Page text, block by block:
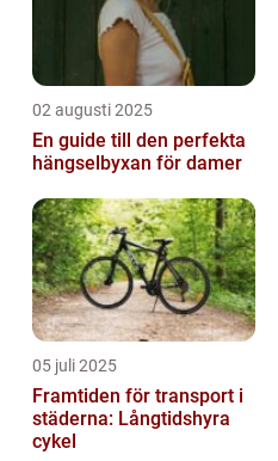
02 augusti 2025
En guide till den perfekta
hängselbyxan för damer
05 juli 2025
Framtiden för transport i
städerna: Långtidshyra
cykel